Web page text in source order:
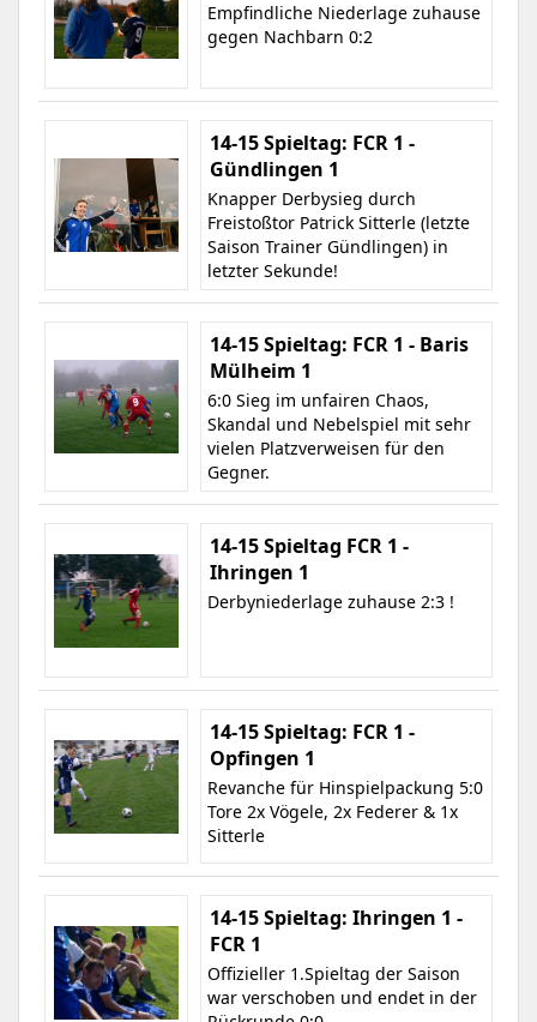
Empfindliche Niederlage zuhause
gegen Nachbarn 0:2
14-15 Spieltag: FCR 1 -
Gündlingen 1
Knapper Derbysieg durch
Freistoßtor Patrick Sitterle (letzte
Saison Trainer Gündlingen) in
letzter Sekunde!
14-15 Spieltag: FCR 1 - Baris
Mülheim 1
6:0 Sieg im unfairen Chaos,
Skandal und Nebelspiel mit sehr
vielen Platzverweisen für den
Gegner.
14-15 Spieltag FCR 1 -
Ihringen 1
Derbyniederlage zuhause 2:3 !
14-15 Spieltag: FCR 1 -
Opfingen 1
Revanche für Hinspielpackung 5:0
Tore 2x Vögele, 2x Federer & 1x
Sitterle
14-15 Spieltag: Ihringen 1 -
FCR 1
Offizieller 1.Spieltag der Saison
war verschoben und endet in der